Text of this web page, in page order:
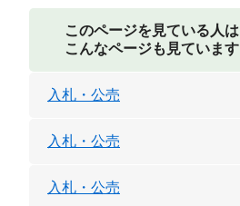
このページを見ている人は
こんなページも見ています
入札・公売
入札・公売
入札・公売